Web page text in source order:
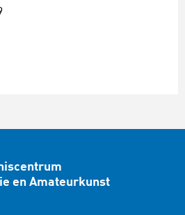
en Amateurkunst